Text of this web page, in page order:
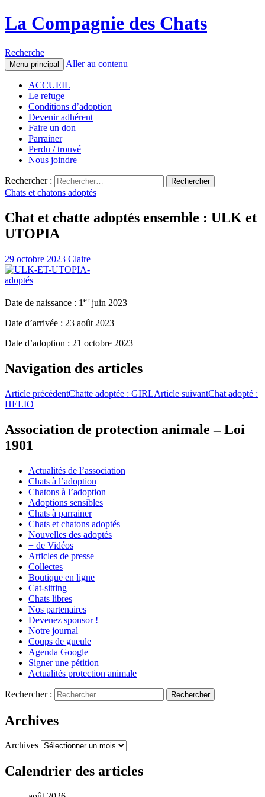
La Compagnie des Chats
Recherche
Menu principal Aller au contenu
ACCUEIL
Le refuge
Conditions d’adoption
Devenir adhérent
Faire un don
Parrainer
Perdu / trouvé
Nous joindre
Rechercher :
Chats et chatons adoptés
Chat et chatte adoptés ensemble : ULK et
UTOPIA
29 octobre 2023 Claire
Date de naissance : 1 erjuin 2023
Date d’arrivée : 23 août 2023
Date d’adoption : 21 octobre 2023
Navigation des articles
Article précédentChatte adoptée : GIRLArticle suivantChat adopté :
HELIO
Association de protection animale – Loi
1901
Actualités de l’association
Chats à l’adoption
Chatons à l’adoption
Adoptions sensibles
Chats à parrainer
Chats et chatons adoptés
Nouvelles des adoptés
+ de Vidéos
Articles de presse
Collectes
Boutique en ligne
Cat-sitting
Chats libres
Nos partenaires
Devenez sponsor !
Notre journal
Coups de gueule
Agenda Google
Signer une pétition
Actualités protection animale
Rechercher :
Archives
Archives
Calendrier des articles